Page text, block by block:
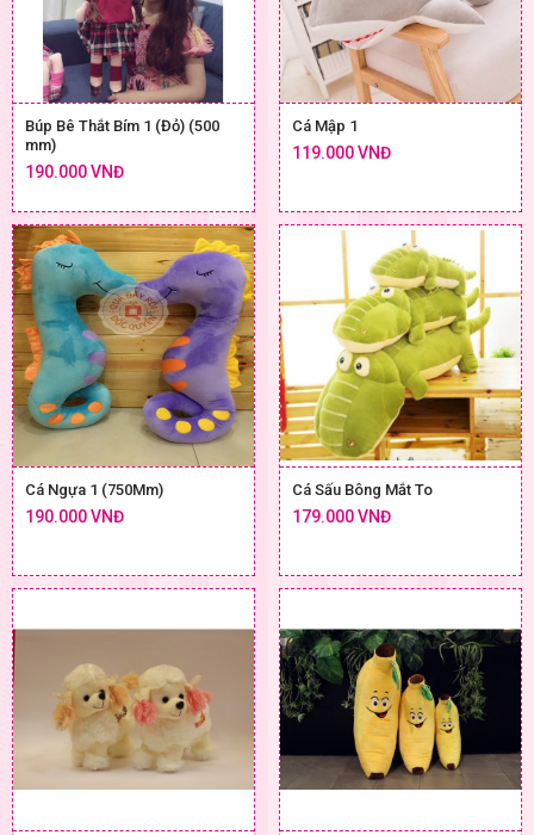
Búp Bê Thắt Bím 1 (Đỏ) (500
mm)
190.000 VNĐ
Cá Mập 1
119.000 VNĐ
Cá Ngựa 1 (750Mm)
190.000 VNĐ
Cá Sấu Bông Mắt To
179.000 VNĐ